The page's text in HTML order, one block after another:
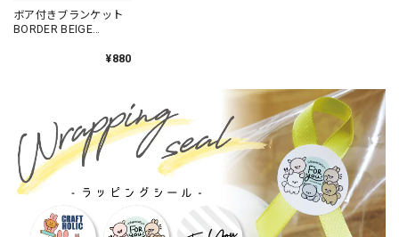
ボア付きブランケット
BORDER BEIGE
¥880